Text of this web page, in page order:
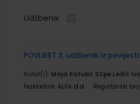
Udžbenik
POVIJEST 3; udžbenik iz
Autor(i): Maja Katušić Stipe Ledić
Nakladnik: ALFA d.d. Registarski